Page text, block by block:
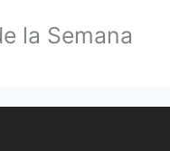
la Semana